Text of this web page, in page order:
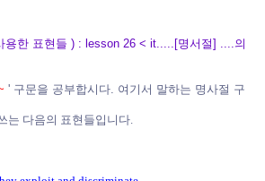
한 표현들 ) : lesson 26 < it.....[명서절] ....의
' 구문을 공부합시다. 여기서 말하는 명사절 구
는 다음의 표현들입니다.